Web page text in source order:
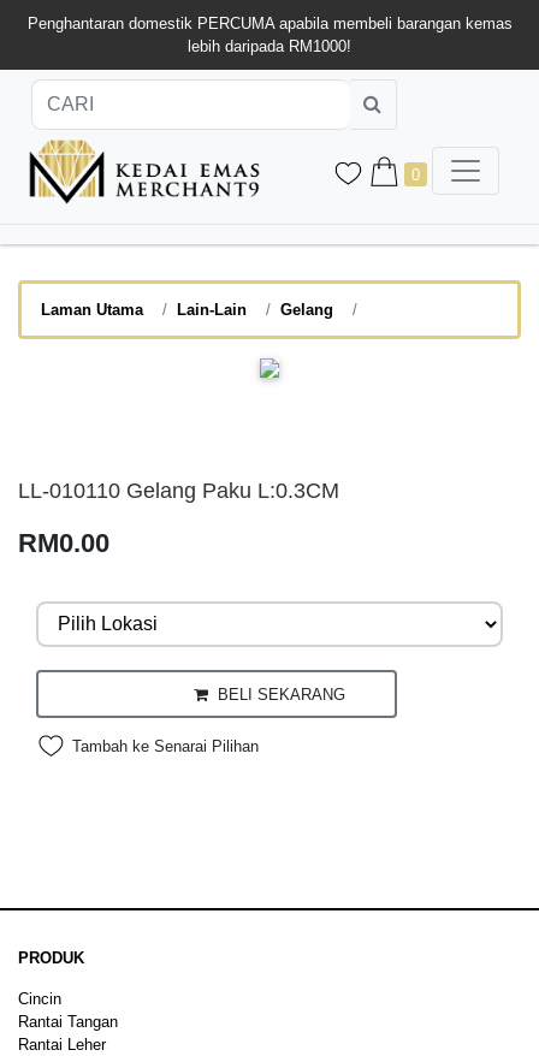
Penghantaran domestik PERCUMA apabila membeli barangan kemas
lebih daripada RM1000!
0
Laman Utama Lain-Lain Gelang
LL-010110 Gelang Paku L:0.3CM
RM0.00
BELI SEKARANG
Tambah ke Senarai Pilihan
PRODUK
Cincin
Rantai Tangan
Rantai Leher